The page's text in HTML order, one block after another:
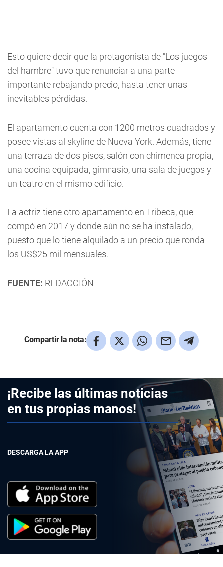
Esto quiere decir que la protagonista de "Los juegos
del hambre" tuvo que renunciar a una parte
importante rebajando precio, hasta tener unas
inevitables pérdidas.
El apartamento cuenta con 1200 metros cuadrados y
posee vistas al skyline de Nueva York. Además, tiene
una terraza de dos pisos, salón con chimenea propia,
una cocina equipada, gimnasio, una sala de juegos y
un teatro en el mismo edificio.
La actriz tiene otro apartamento en Tribeca, que
compó en 2017 y donde aún no se ha instalado,
puesto que lo tiene alquilado a un precio que ronda
los US$25 mil mensuales.
FUENTE: REDACCIÓN
Compartir la nota:
¡Recibe las últimas noticias
en tus propias manos!
DESCARGA LA APP